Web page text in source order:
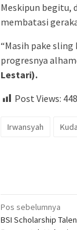
Meskipun begitu,
membatasi
“Masih pake
progresnya
Lestari).
Post Views: 448
Irwansyah Kuda
Navigasi
Pos sebelumnya
BSI Scholarship